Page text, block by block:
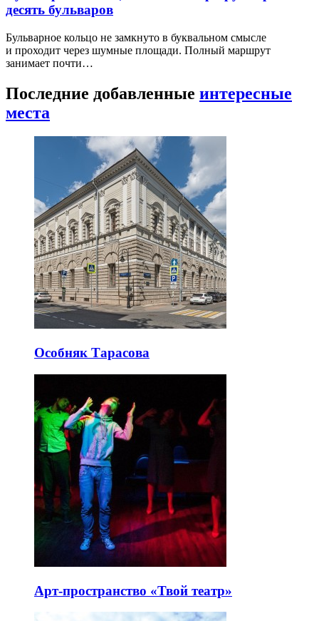
десять бульваров
Бульварное кольцо не замкнуто в буквальном смысле
и проходит через шумные площади. Полный маршрут
занимает почти…
Последние добавленные интересные
места
Особняк Тарасова
Арт-пространство «Твой театр»